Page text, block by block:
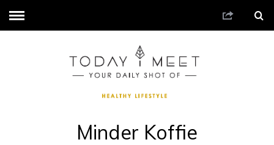
Minder Koffie